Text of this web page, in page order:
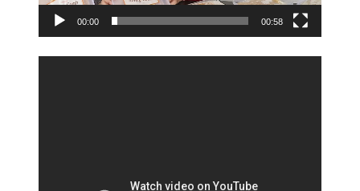
00:00 00:58